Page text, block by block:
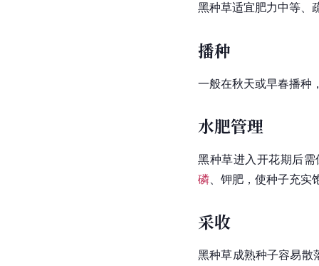
黑种草适宜肥力中等、
播种
一般在秋天或早春播种
水肥管理
黑种草进入开花期后
磷
钾肥 ，使种子充实
采收
黑种草成熟种子容易散